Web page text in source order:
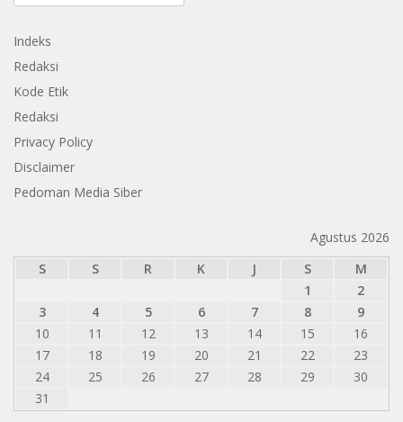
Indeks
Redaksi
Kode Etik
Redaksi
Privacy Policy
Disclaimer
Pedoman Media Siber
Agustus 2026
S
S R K J S
M
1
2
3
4 5 6 7 8
9
10
11 12 13 14 15
16
17
18 19 20 21 22
23
24
25 26 27 28 29
30
31